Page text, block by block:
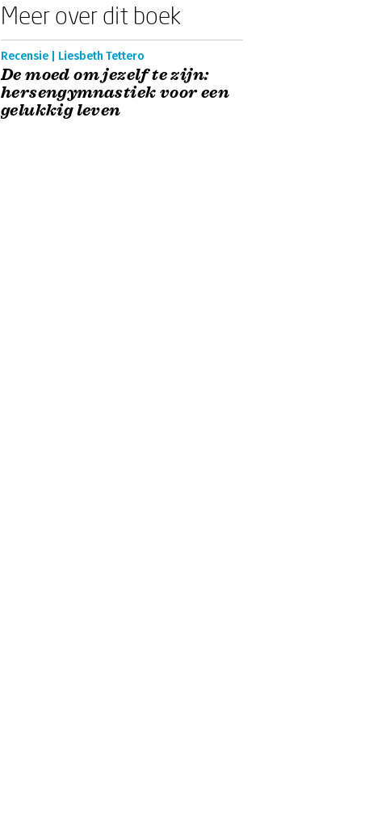
Meer over dit boek
Recensie | Liesbeth Tettero
De moed om jezelf te zijn:
hersengymnastiek voor een
gelukkig leven